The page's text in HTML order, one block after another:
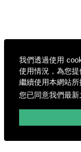
我們透過使用
使用情況，為您
繼續使用本網站
您已同意我們最新